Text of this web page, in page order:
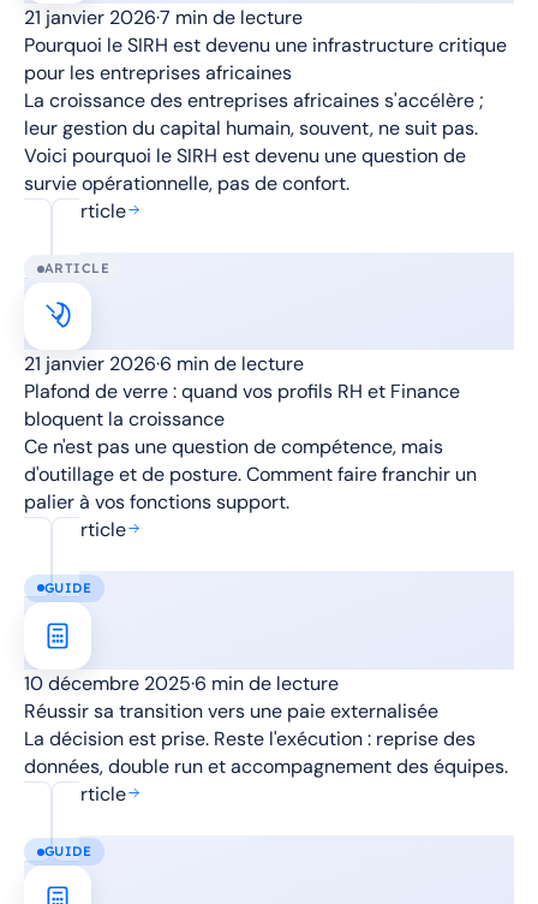
21 janvier 2026·7 min de lecture
Pourquoi le SIRH est devenu une infrastructure critique
pour les entreprises africaines
La croissance des entreprises africaines s'accélère ;
leur gestion du capital humain, souvent, ne suit pas.
Voici pourquoi le SIRH est devenu une question de
survie opérationnelle, pas de confort.
Lire l'article
ARTICLE
21 janvier 2026·6 min de lecture
Plafond de verre : quand vos profils RH et Finance
bloquent la croissance
Ce n'est pas une question de compétence, mais
d'outillage et de posture. Comment faire franchir un
palier à vos fonctions support.
Lire l'article
GUIDE
10 décembre 2025·6 min de lecture
Réussir sa transition vers une paie externalisée
La décision est prise. Reste l'exécution : reprise des
données, double run et accompagnement des équipes.
Lire l'article
GUIDE